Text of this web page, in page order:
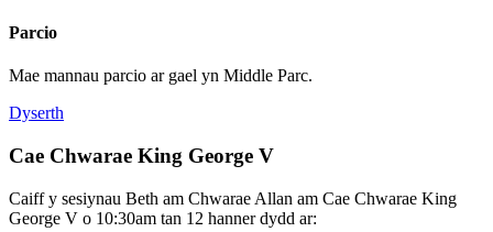
Parcio
Mae mannau parcio ar gael yn Middle Parc.
Dyserth
Cae Chwarae King George V
Caiff y sesiynau Beth am Chwarae Allan am Cae Chwarae King
George V o 10:30am tan 12 hanner dydd ar: